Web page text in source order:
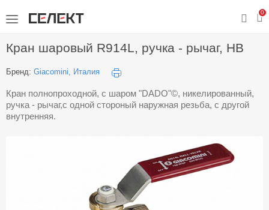
0
Кран шаровый R914L, ручка - рычаг, НВ
Бренд: Giacomini, Италия
Кран полнопроходной, с шаром "DADO"©, никелированный,
ручка - рычаг,с одной стороный наружная резьба, с другой
внутренняя.